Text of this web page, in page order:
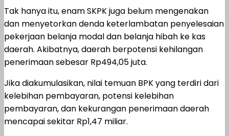
Tak hanya itu, enam SKPK juga belum mengenakan
dan menyetorkan denda keterlambatan penyelesaian
pekerjaan belanja modal dan belanja hibah ke kas
daerah. Akibatnya, daerah berpotensi kehilangan
penerimaan sebesar Rp494,05 juta.
Jika diakumulasikan, nilai temuan BPK yang terdiri dari
kelebihan pembayaran, potensi kelebihan
pembayaran, dan kekurangan penerimaan daerah
mencapai sekitar Rp1,47 miliar.